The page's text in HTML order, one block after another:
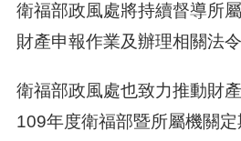
衛福部政風處將持續督導所
財產申報作業及辦理相關法令
衛福部政風處也致力推動財
109年度衛福部暨所屬機關